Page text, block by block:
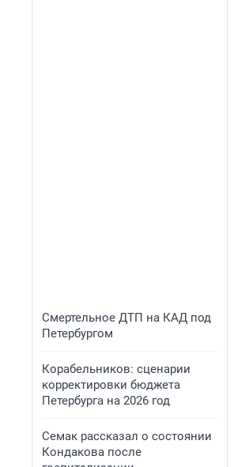
Смертельное ДТП на КАД под
Петербургом
Корабельников: сценарии
корректировки бюджета
Петербурга на 2026 год
Семак рассказал о состоянии
Кондакова после